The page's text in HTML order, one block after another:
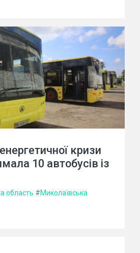
кризи
10 автобусів із
область #Миколаївська